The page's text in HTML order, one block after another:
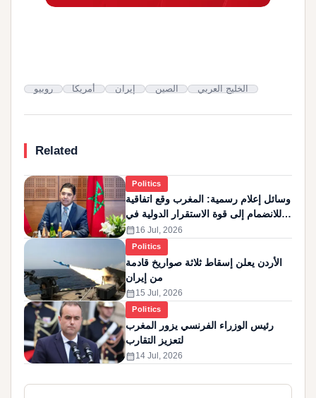
روبيو أمريكا إيران الصين الخليج العربي
Related
Politics
وسائل إعلام رسمية: المغرب وقع اتفاقية
للانضمام إلى قوة الاستقرار الدولية في
غزة
calendar_month16 Jul, 2026
Politics
الأردن يعلن إسقاط ثلاثة صواريخ قادمة
من إيران
calendar_month15 Jul, 2026
Politics
رئيس الوزراء الفرنسي يزور المغرب
لتعزيز التقارب
calendar_month14 Jul, 2026